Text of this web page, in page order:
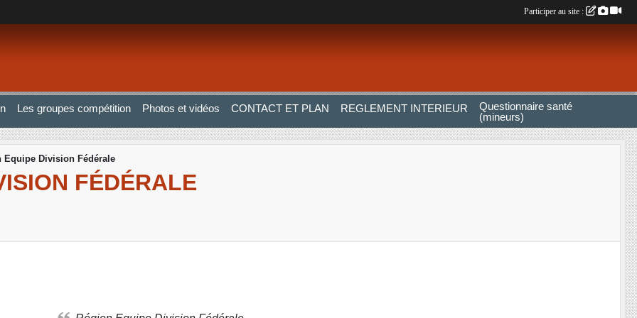
Les groupes compétition Photos et vidéos CONTACT ET PLAN REGLEMENT INTERIEUR
Questionnaire santé
(mineurs)
Equipe Division Fédérale
FÉDÉRALE
Participer au site :